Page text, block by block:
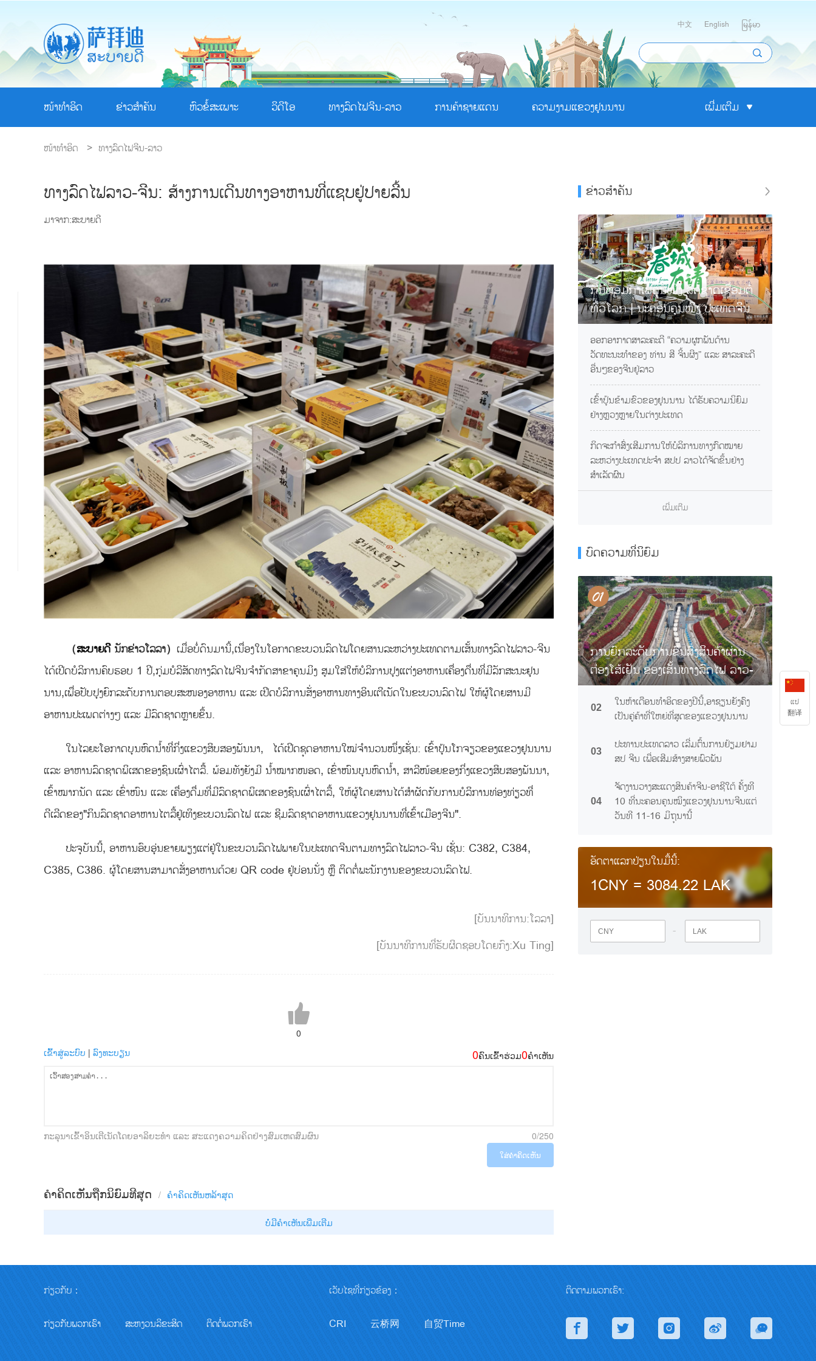
中文 English မြန်မာ
ໜ້າທຳອິດ ຂ່າວສຳຄັນ ຫົວຂໍ້ສະເພາະ ວິດີໂອ ທາງລົດໄຟຈີນ-ລາວ ການຄ້າຊາຍແດນ ຄວາມງາມແຂວງຢຸນນານ ເພີ່ມເຕີມ
ໜ້າທຳອິດ > ທາງລົດໄຟຈີນ-ລາວ
ທາງລົດໄຟລາວ-ຈີນ: ສ້າງການເດີນທາງອາຫານທີ່ແຊບຢູ່ປາຍລີ້ນ
ມາຈາກ:ສະບາຍດີ
（ສະບາຍດີນັກຂ່າວໂລລາ） ເມື່ອບໍ່ດົນມານີ້,ເນື່ອງໃນໂອກາດຂະບວນລົດໄຟໂດຍສານລະຫວ່າງປະເທດຕາມເສັ້ນທາງລົດໄຟລາວ-ຈີນ
ໄດ້ເປີດບໍລິການຄົບຮອບ 1 ປີ,ກຸ່ມບໍລິສັດທາງລົດໄຟຈີນຈຳກັດສາຂາຄຸນມິງ ສຸມໃສ່ໃຫ້ບໍລິການປຸງແຕ່ງອາຫານເຄື່ອງດື່ນທີ່ມີລັກສະນະຢຸນ
ນານ,ເພື່ອປັບປຸງຍົກລະດັບການຕອບສະໜອງອາຫານ ແລະ ເປີດບໍລິການສັ່ງອາຫານທາງອິນເຕີເນັດໃນຂະບວນລົດໄຟ ໃຫ້ຜູ້ໂດຍສານມີ
ອາຫານປະເພດຕ່າງໆ ແລະ ມີລົດຊາດຫຼາຍຂຶ້ນ.
ໃນໄລຍະໂອກາດບຸນຫົດນ້ຳທີ່ກິ່ງແຂວງສິບສອງພັນນາ, ໄດ້ເປີດຊຸດອາຫານໃໝ່ຈຳນວນໜຶ່ງເຊັ່ນ: ເຂົ້າປຸ້ນໂກຈຽວຂອງແຂວງຢຸນນານ
ແລະ ອາຫານລົດຊາດພິເສດຂອງຊົນເຜົ່າໄຕລື້. ພ້ອມທັງຍັງມີ ນໍ້າໝາກໜອດ, ເຂົ່າໜົນບຸນຫົດນ້ຳ, ສາລີໜ້ອຍຂອງກິ່ງແຂວງສິບສອງພັນນາ,
ເຂົ້າໝາກນັດ ແລະ ເຂົ່າໜົນ ແລະ ເຄື່ອງດື່ມທີ່ມີລົດຊາດພິເສດຂອງຊົນເຜົ່າໄຕລື້, ໃຫ້ຜູ້ໂດຍສານໄດ້ສຳຜັດກັບການບໍລິການທ່ອງທ່ຽວທີ່
ດີເລີດຂອງ"ກິນລົດຊາດອາຫານໄຕລື້ຢູ່ເທິງຂະບວນລົດໄຟ ແລະ ຊີມລົດຊາດອາຫານແຂວງຢຸນນານທີ່ເຂົ້າເມືອງຈີນ".
ປະຈຸບັນນີ້, ອາຫານອົບອຸ່ນຂາຍພຽງແຕ່ຢູ່ໃນຂະບວນລົດໄຟພາຍໃນປະເທດຈີນຕາມທາງລົດໄຟລາວ-ຈີນ ເຊັ່ນ: C382, C384,
C385, C386. ຜູ້ໂດຍສານສາມາດສັ່ງອາຫານດ້ວຍ QR code ຢູ່ບ່ອນນັ່ງ ຫຼື ຕິດຕໍ່ພະນັກງານຂອງຂະບວນລົດໄຟ.
[ບັນນາທິການ:ໂລລາ]
[ບັນນາທິການທີ່ຮັບຜິດຊອບໂດຍກົງ:Xu Ting]
0
ເຂົ້າສູ່ລະບົບ | ລົງທະບຽນ 0ຄົນເຂົ້າຮ່ວມ0ຄຳເຫັນ
ກະລຸນາເຂົ້າອິນເຕີເນັດໂດຍອາລິຍະທໍາ ແລະ ສະແດງຄວາມຄິດຢ່າງສົມເຫດສົມຜົນ 0/250
ໃສ່ຄຳຄິດເຫັນ
ຄຳຄິດເຫັນຖືກນິຍົມທີສຸດ / ຄຳຄິດເຫັນ​ຫລ້າ​ສຸດ
ບໍ່ມີຄໍາເຫັນເພີ່ມເຕີມ
ຂ່າວສຳຄັນ
ກິ່ນຫອມກາເຟຄຸນໝິງ ລົດຊາດເຊື່ອມຕໍ່
ທົ່ວໂລກ | ນະຄອນຄຸນໝິງ ປະເທດຈີນ
ການເຊື້ອເຊີນທ່ານຊິມກາເຟຢຸນນານ
ອອກອາກາດສາລະຄະດີ “ຄວາມຜູກພັນດ້ານ
ວັດທະນະທຳຂອງ ທ່ານ ສີ ຈິ້ນຜິງ” ແລະ ສາລະຄະດີ
ອື່ນໆຂອງຈີນຢູ່ລາວ
ເຂົ້າປຸ້ນຂ້າມຂົວຂອງຢຸນນານ ໄດ້ຮັບຄວາມນິຍົມ
ຢ່າງຫຼວງຫຼາຍໃນຕ່າງປະເທດ
ກິດຈະກຳສົ່ງເສີມການໃຫ້ບໍລິການທາງກົດໝາຍ
ລະຫວ່າງປະເທດປະຈຳ ສປປ ລາວໄດ້ຈັດຂຶ້ນຢ່າງ
ສຳເລັດຜົນ
ເພີ່ມເຕີມ
ບົດຄວາມທີ່ນິຍົມ
ການຍົກລະດັບການຂົນສົ່ງສິນຄ້າຜ່ານ
ຕ່ອງໂສ້ເຢັນ ຂອງເສັ້ນທາງລົດໄຟ ລາວ-
ຈີນ ຊ່ວຍໃຫ້ໝາກຖົ່ວລຽນ "ສົ່ງເຖິງຢ່າງ
ສົດໃໝ່" ຂ້າມຊາດ
02
ໃນຫ້າເດືອນທຳອິດຂອງປີນີ້,ອາຊຽນຍັງຄົງ
ເປັນຄູ່ຄ້າທີ່ໃຫຍ່ທີ່ສຸດຂອງແຂວງຢຸນນານ
03
ປະທານປະເທດລາວ ເລີ່ມຕົ້ນການຢ້ຽມຢາມ
ສປ ຈີນ ເພື່ອເສີມສ້າງສາຍພົວພັນ
04
ຈັດງານວາງສະແດງສິນຄ້າຈີນ-ອາຊີໃຕ້ ຄັ້ງທີ
10 ທີ່ນະຄອນຄຸນໝິງແຂວງຢຸນນານຈີນແຕ່
ວັນທີ 11-16 ມິຖຸນານີ້
ອັດຕາແລກປ່ຽນໃນມື້ນີ້:
1CNY = 3084.22 LAK
-
ກ່ຽວກັບ：
ກ່ຽວກັບພວກເຮົາ ສະຫງວນລິຂະສິດ ຕິດຕໍ່ພວກເຮົາ
ເວັບໄຊທີ່ກ່ຽວຂ້ອງ：
CRI 云桥网 自贸Time
ຕິດຕາມພວກເຮົາ:
ແປ
翻译